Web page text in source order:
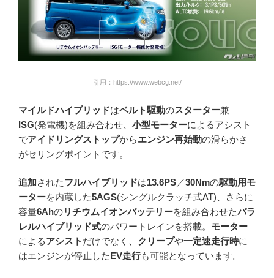
引用：https://www.webcg.net/
マイルドハイブリッドはベルト駆動のスターター兼
ISG(発電機)を組み合わせ、 小型モーターによるアシスト
でアイドリングストップからエンジン再始動の滑らかさ
がセリングポイントです。
追加されたフルハイブリッドは13.6PS／30Nmの駆動用モ
ーターを内蔵した5AGS(シングルクラッチ式AT)、さらに
容量6Ahのリチウムイオンバッテリーを組み合わせたパラ
レルハイブリッド式のパワートレインを搭載。 モーター
によるアシスト だけでなく、 クリープや一定速走行時に
はエンジンが停止したEV走行も可能となっています。